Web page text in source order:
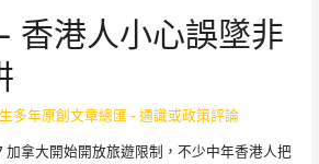
香港人小心誤墜非
多年原創文章總匯 - 通識或政策評論
拿大開始開放旅遊限制，不少中年香港人把